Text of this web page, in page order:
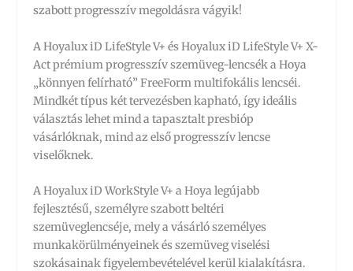
szabott progresszív megoldásra vágyik!
A Hoyalux iD LifeStyle V+ és Hoyalux iD LifeStyle V+ X-
Act prémium progresszív szemüveg-lencsék a Hoya
„könnyen felírható” FreeForm multifokális lencséi.
Mindkét típus két tervezésben kapható, így ideális
választás lehet mind a tapasztalt presbióp
vásárlóknak, mind az első progresszív lencse
viselőknek.
A Hoyalux iD WorkStyle V+ a Hoya legújabb
fejlesztésű, személyre szabott beltéri
szemüveglencséje, mely a vásárló személyes
munkakörülményeinek és szemüveg viselési
szokásainak figyelembevételével kerül kialakításra.